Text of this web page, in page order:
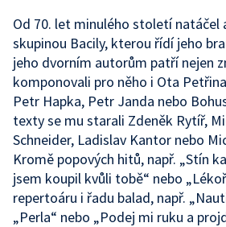
Od 70. let minulého století natáčel
skupinou Bacily, kterou řídí jeho
jeho dvorním autorům patří nejen
komponovali pro něho i Ota
Petr Hapka, Petr Janda nebo
texty se mu starali Zdeněk Rytíř,
Schneider, Ladislav Kantor nebo
Kromě popových hitů, např. „Stín
jsem koupil kvůli tobě“ nebo
repertoáru i řadu balad, např.
„Perla“ nebo „Podej mi ruku a